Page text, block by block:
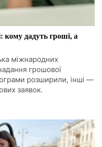
кому дадуть гроші, а
міжнародних
грошової
розширили, інші —
заявок.